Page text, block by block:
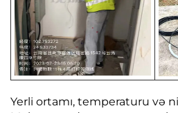
Yerli ortamı, temperaturu və